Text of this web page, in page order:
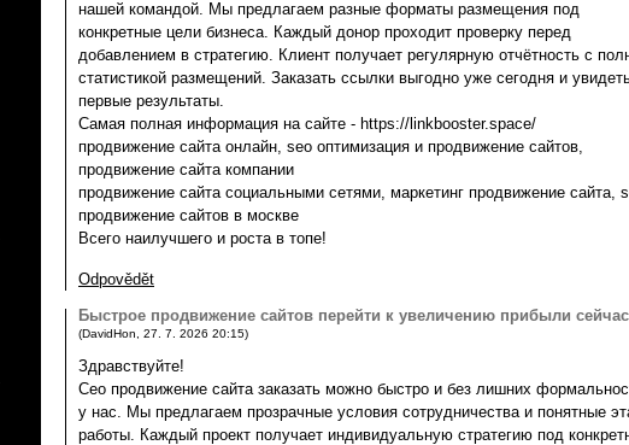
нашей командой. Мы предлагаем разные форматы размещения под
конкретные цели бизнеса. Каждый донор проходит проверку перед
добавлением в стратегию. Клиент получает регулярную отчётность с
статистикой размещений. Заказать ссылки выгодно уже сегодня и
первые результаты.
Самая полная информация на сайте - https://linkbooster.space/
продвижение сайта онлайн, seo оптимизация и продвижение сайтов,
продвижение сайта компании
продвижение сайта социальными сетями, маркетинг продвижение сайта,
продвижение сайтов в москве
Всего наилучшего и роста в топе!
Odpovědět
Быстрое продвижение сайтов перейти к увеличению прибыли сейчас
(DavidHon 27. 7. 2026 20:15)
Здравствуйте!
Сео продвижение сайта заказать можно быстро и без лишних
у нас. Мы предлагаем прозрачные условия сотрудничества и понятные
работы. Каждый проект получает индивидуальную стратегию под